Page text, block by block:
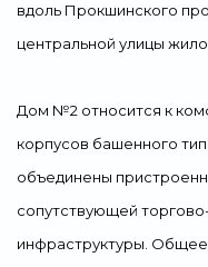
вдоль Прокшинского
центральной улицы
Дом №2 относится к
корпусов башенного
объединены
сопутствующей
инфраструктуры. Общее